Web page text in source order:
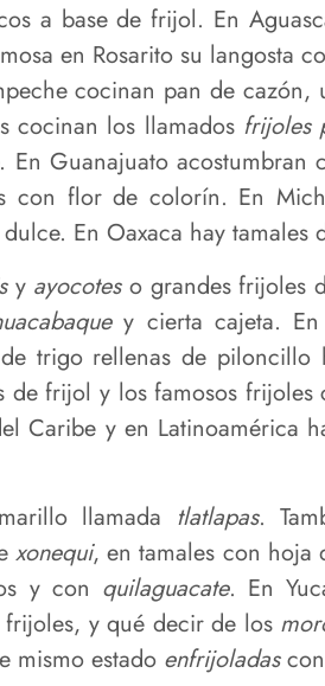
a base de frijol. En
en Rosarito su langosta
cocinan pan de cazón,
cocinan los llamados frijoles
Guanajuato
con flor de colorín. En
En Oaxaca hay tamales
y ayocoteso grandes frijoles
y cierta cajeta. En
trigo rellenas de piloncillo
de frijol y los famosos
Caribe y en Latinoamérica
llamada tlatlapas.
xonequi, en tamales con hoja
y con quilaguacate. En
y qué decir de los
mismo estado enfrijoladas